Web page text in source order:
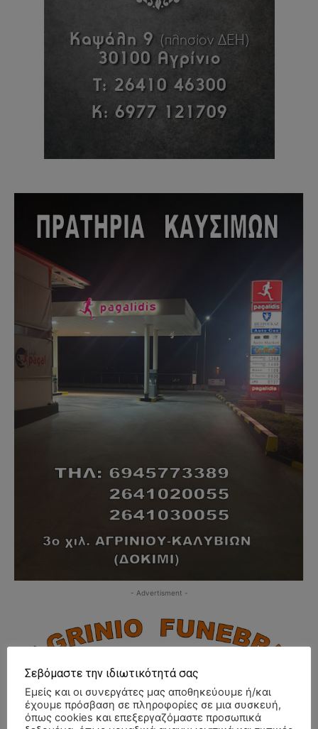
- Advertisment -
Σεβόμαστε την ιδιωτικότητά σας
Εμείς και οι συνεργάτες μας αποθηκεύουμε ή/και
έχουμε πρόσβαση σε πληροφορίες σε μια συσκευή,
όπως cookies και επεξεργαζόμαστε προσωπικά